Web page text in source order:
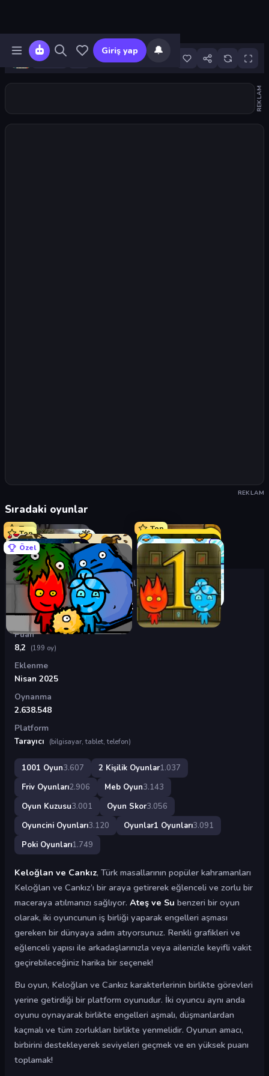
Giriş yap 🔔
164
REKLAM
REKLAM
Sıradaki oyunlar
Top Top
Top
Özel
Oyunlar›2 Kişilik Oyunlar Keloğlan ve Cankız
Keloğlan ve Cankız
Puan
8,2
(199 oy)
Eklenme
Nisan 2025
Oynanma
2.638.548
Platform
Tarayıcı
(bilgisayar, tablet, telefon)
1001 Oyun3.607 2 Kişilik Oyunlar1.037
Friv Oyunları2.906 Meb Oyun3.143
Oyun Kuzusu3.001 Oyun Skor3.056
Oyuncini Oyunları3.120 Oyunlar1 Oyunları3.091
Poki Oyunları1.749
Keloğlan ve Cankız, Türk masallarının popüler kahramanları
Keloğlan ve Cankız’ı bir araya getirerek eğlenceli ve zorlu bir
maceraya atılmanızı sağlıyor. Ateş ve Su benzeri bir oyun
olarak, iki oyuncunun iş birliği yaparak engelleri aşması
gereken bir dünyaya adım atıyorsunuz. Renkli grafikleri ve
eğlenceli yapısı ile arkadaşlarınızla veya ailenizle keyifli vakit
geçirebileceğiniz harika bir seçenek!
Bu oyun, Keloğlan ve Cankız karakterlerinin birlikte görevleri
yerine getirdiği bir platform oyunudur. İki oyuncu aynı anda
oyunu oynayarak birlikte engelleri aşmalı, düşmanlardan
kaçmalı ve tüm zorlukları birlikte yenmelidir. Oyunun amacı,
birbirini destekleyerek seviyeleri geçmek ve en yüksek puanı
toplamak!